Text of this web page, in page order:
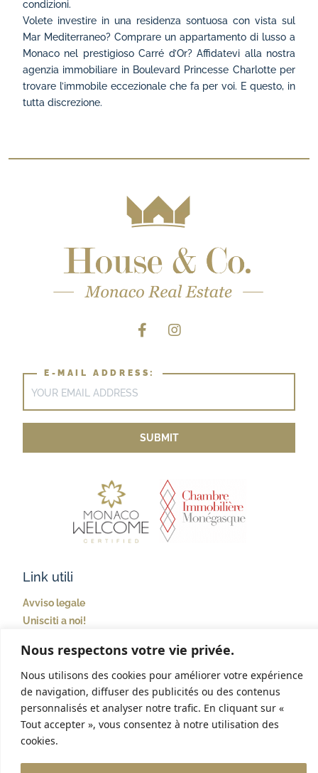
Nous respectons votre vie privée.
Nous utilisons des cookies pour améliorer votre expérience
de navigation, diffuser des publicités ou des contenus
personnalisés et analyser notre trafic. En cliquant sur «
Tout accepter », vous consentez à notre utilisation des
cookies.
condizioni.
Volete investire in una residenza sontuosa con vista sul
Mar Mediterraneo? Comprare un appartamento di lusso a
Monaco nel prestigioso Carré d’Or? Affidatevi alla nostra
agenzia immobiliare in Boulevard Princesse Charlotte per
trovare l’immobile eccezionale che fa per voi. E questo, in
tutta discrezione.
House & Co
15 boulevard Princesse Charlotte98000 Monaco
+377 93 25 18 18
contact@houseandco.mc
E-MAIL ADDRESS:
Link utili
Avviso legale
Unisciti a noi!
©2024 House & Co